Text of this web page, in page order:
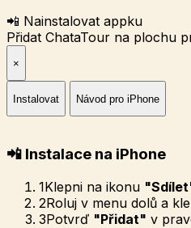
📲 Nainstalovat appku
Přidat ChataTour na plochu
×
Instalovat Návod pro iPhone
📲 Instalace na iPhone
1Klepni na ikonu
2Roluj v menu dolů a
3Potvrď "Přidat" v